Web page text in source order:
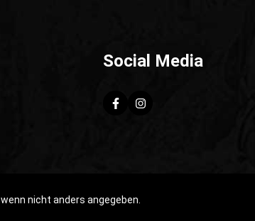
Social Media
wenn nicht anders angegeben.